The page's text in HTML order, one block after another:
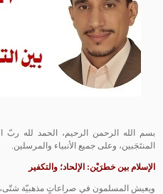
بسم الله الرحمن الرحيم، الحمد لله ربّ
المنتَجَبين، وعلى جميع الأنبياء والمرسلين.
الإسلام بين خطرَيْن: الإلحاد؛ والتكفير
ويعيش المسلمون في صراعاتٍ مذهبيّة شتّى،